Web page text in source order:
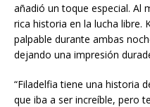
añadió un toque especial. Al
rica historia en la lucha libre.
palpable durante ambas
dejando una impresión
“Filadelfia tiene una historia
que iba a ser increíble, pero